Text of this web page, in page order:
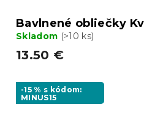
Bavlnené obliečky
Skladom (>10 ks)
13.50 €
-15 % s kódom:
MINUS15